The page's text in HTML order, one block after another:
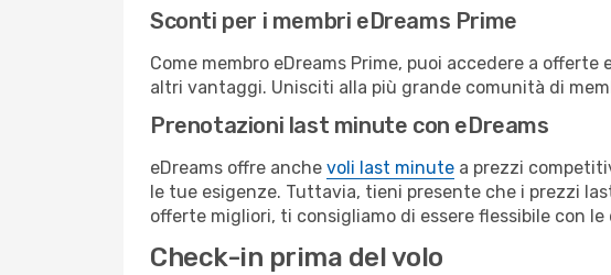
Sconti per i membri eDreams Prime
Come membro eDreams Prime, puoi accedere a
altri vantaggi. Unisciti alla più grande comunità di
Prenotazioni last minute con eDreams
eDreams offre anche voli last minute a prezzi
le tue esigenze. Tuttavia, tieni presente che i prezzi
offerte migliori, ti consigliamo di essere flessibile con
Check-in prima del volo